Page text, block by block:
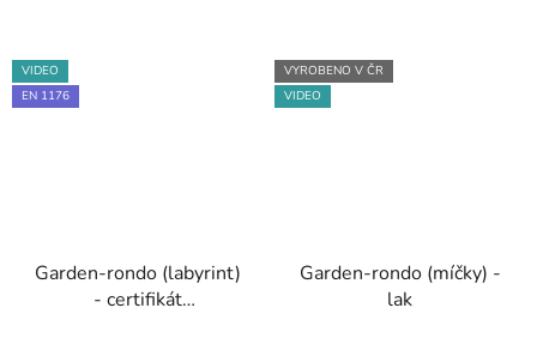
VIDEO
EN 1176
Garden-rondo (labyrint)
- certifikát
VYROBENO V ČR
VIDEO
Garden-rondo (míčky) -
lak